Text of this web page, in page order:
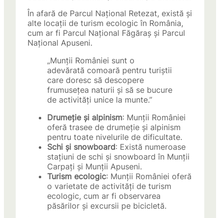
În afară de Parcul Național Retezat, există și
alte locații de turism ecologic în România,
cum ar fi Parcul Național Făgăraș și Parcul
Național Apuseni.
„Munții României sunt o
adevărată comoară pentru turiștii
care doresc să descopere
frumusețea naturii și să se bucure
de activități unice la munte.”
Drumeție și alpinism: Munții României
oferă trasee de drumeție și alpinism
pentru toate nivelurile de dificultate.
Schi și snowboard: Există numeroase
stațiuni de schi și snowboard în Munții
Carpați și Munții Apuseni.
Turism ecologic: Munții României oferă
o varietate de activități de turism
ecologic, cum ar fi observarea
păsărilor și excursii pe bicicletă.